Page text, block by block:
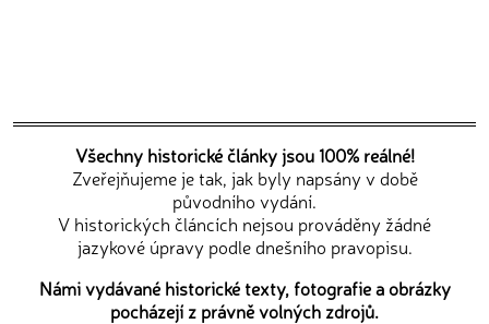
Všechny historické články jsou 100% reálné!
Zveřejňujeme je tak, jak byly napsány v době
původního vydání.
V historických článcích nejsou prováděny žádné
jazykové úpravy podle dnešního pravopisu.
Námi vydávané historické texty, fotografie a obrázky
pocházejí z právně volných zdrojů.